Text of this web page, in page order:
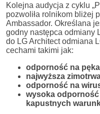
Kolejna audycja z cyklu
pozwoliła rolnikom bliżej
Ambassador. Określana
godny następca odmiany
do LG Architect odmiana
cechami takimi jak:
odporność na
najwyższa
odporność na
wysoka
kapustnych